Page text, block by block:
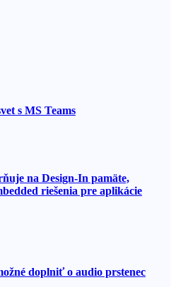
s MS Teams
na Design-In pamäte,
riešenia pre aplikácie
doplniť o audio prstenec